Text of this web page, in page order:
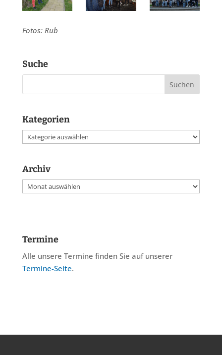
Fotos: Rub
Suche
Kategorien
Kategorien
Archiv
Archiv
Termine
Alle unsere Termine finden Sie auf unserer
Termine-Seite.